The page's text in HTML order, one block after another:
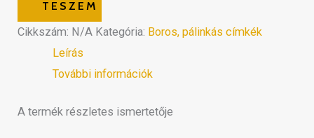
TESZEM
Cikkszám: N/A Kategória: Boros, pálinkás címkék
Leírás
További információk
A termék részletes ismertetője